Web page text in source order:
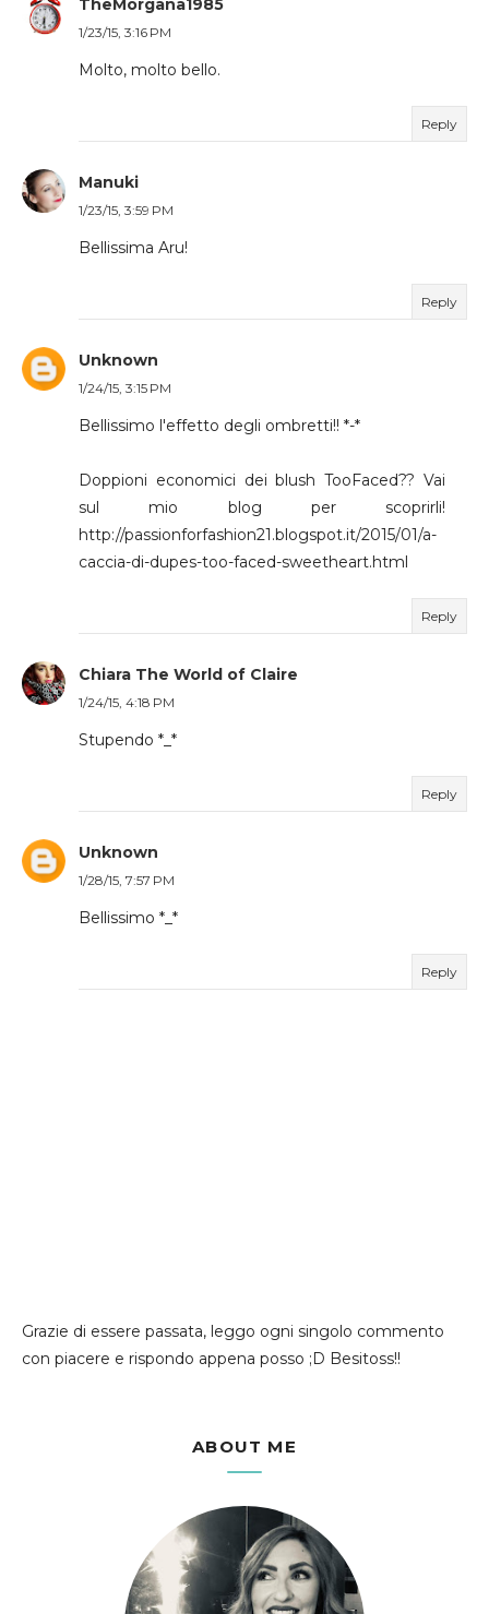
TheMorgana1985
1/23/15, 3:16 PM
Molto, molto bello.
Reply
Manuki
1/23/15, 3:59 PM
Bellissima Aru!
Reply
Unknown
1/24/15, 3:15 PM
Bellissimo l'effetto degli ombretti!! *-*
Doppioni economici dei blush TooFaced?? Vai
sul mio blog per scoprirli!
http://passionforfashion21.blogspot.it/2015/01/a-
caccia-di-dupes-too-faced-sweetheart.html
Reply
Chiara The World of Claire
1/24/15, 4:18 PM
Stupendo *_*
Reply
Unknown
1/28/15, 7:57 PM
Bellissimo *_*
Reply
Grazie di essere passata, leggo ogni singolo commento
con piacere e rispondo appena posso ;D Besitoss!!
ABOUT ME